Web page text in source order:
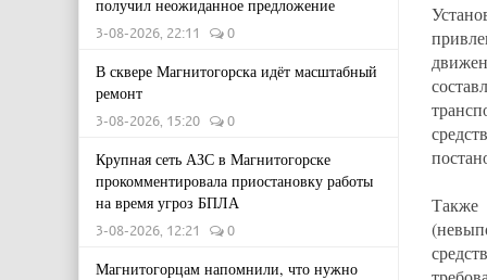
получил неожиданное предложение
3-08-2026, 22:11 0
В сквере Магнитогорска идёт масштабный
ремонт
3-08-2026, 15:20 0
Крупная сеть АЗС в Магнитогорске
прокомментировала приостановку работы
на время угроз БПЛА
3-08-2026, 12:21 0
Магнитогорцам напомнили, что нужно